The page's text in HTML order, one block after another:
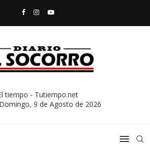
tiempo - Tutiempo.net
Domingo, 9 de Agosto de 2026